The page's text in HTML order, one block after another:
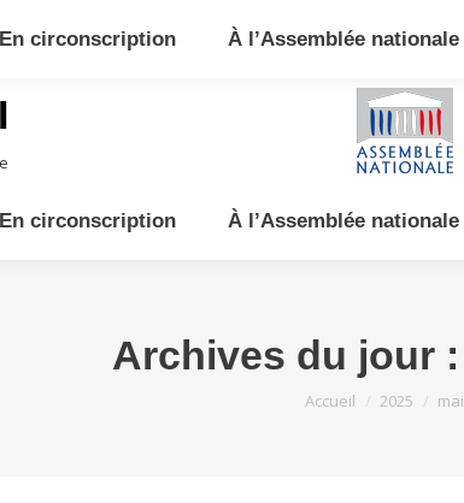
En circonscription À l’Assemblée nationale
Archives du jour :
Vous êtes ici :
Accueil 2025 mai
En circonscription À l’Assemblée nationale